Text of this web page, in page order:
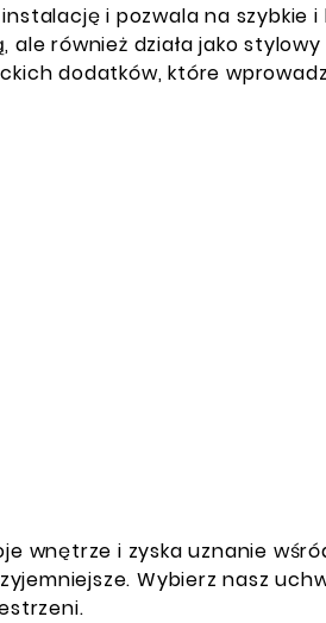
i pozwala na szybkie
również działa jako
dodatków, które
wnętrze i zyska uznanie
Wybierz nasz